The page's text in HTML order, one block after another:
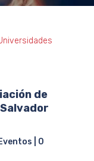
de
Eventos
0